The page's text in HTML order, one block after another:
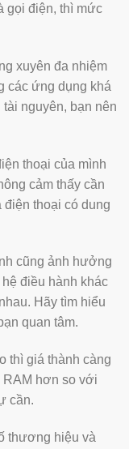
gọi điện, thì mức
xuyên đa nhiệm
các ứng dụng khá
nguyên, bạn nên
thoại của mình
cảm thấy cần
điện thoại có dung
cũng ảnh hưởng
điều hành khác
Hãy tìm hiểu
quan tâm.
thì giá thành càng
hơn so với
cần.
thương hiệu và